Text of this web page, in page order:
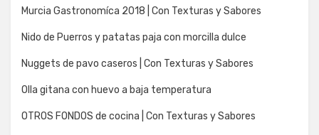
Murcia Gastronomíca 2018 | Con Texturas y Sabores
Nido de Puerros y patatas paja con morcilla dulce
Nuggets de pavo caseros | Con Texturas y Sabores
Olla gitana con huevo a baja temperatura
OTROS FONDOS de cocina | Con Texturas y Sabores